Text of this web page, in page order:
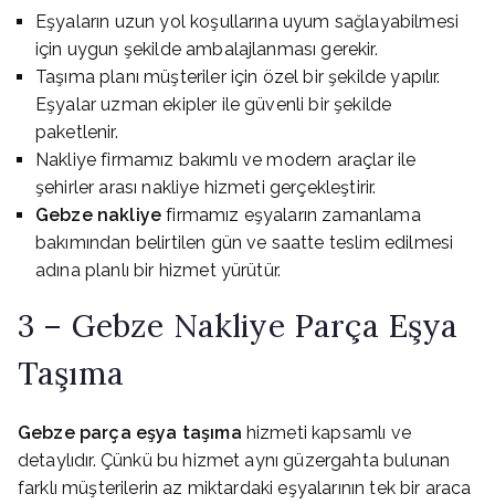
Eşyaların uzun yol koşullarına uyum sağlayabilmesi
için uygun şekilde ambalajlanması gerekir.
Taşıma planı müşteriler için özel bir şekilde yapılır.
Eşyalar uzman ekipler ile güvenli bir şekilde
paketlenir.
Nakliye firmamız bakımlı ve modern araçlar ile
şehirler arası nakliye hizmeti gerçekleştirir.
Gebze nakliye firmamız eşyaların zamanlama
bakımından belirtilen gün ve saatte teslim edilmesi
adına planlı bir hizmet yürütür.
3 – Gebze Nakliye Parça Eşya
Taşıma
Gebze parça eşya taşıma hizmeti kapsamlı ve
detaylıdır. Çünkü bu hizmet aynı güzergahta bulunan
farklı müşterilerin az miktardaki eşyalarının tek bir araca